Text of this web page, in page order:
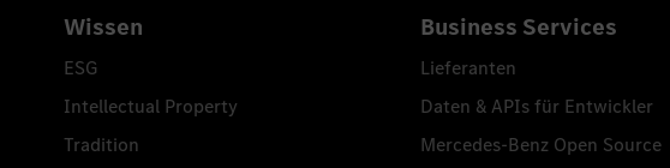
Wissen
ESG
Intellectual Property
Tradition
Business Services
Lieferanten
Daten & APIs für Entwickler
Mercedes-Benz Open Source